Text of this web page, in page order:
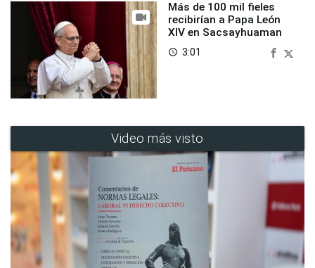
Más de 100 mil fieles
recibirían a Papa León
XIV en Sacsayhuaman
access_time 3:01
Video más visto